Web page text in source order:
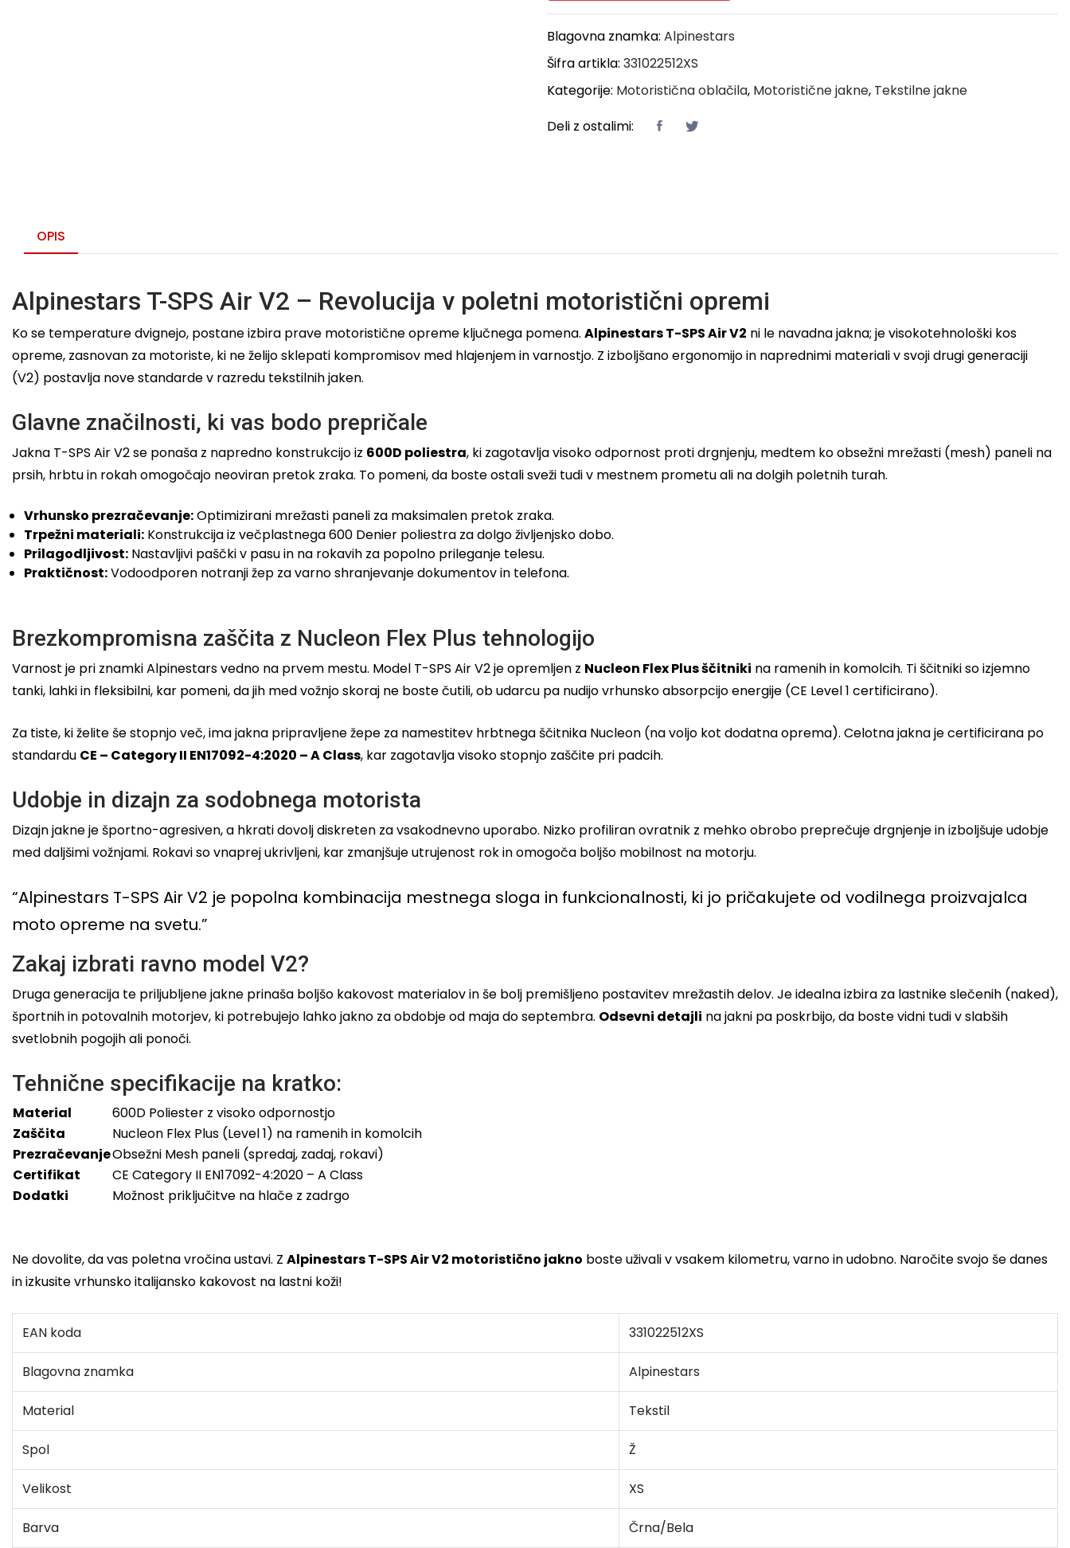
Blagovna znamka: Alpinestars
Šifra artikla: 331022512XS
Kategorije: Motoristična oblačila, Motoristične jakne, Tekstilne jakne
Deli z ostalimi:
OPIS
Alpinestars T-SPS Air V2 – Revolucija v poletni motoristični opremi
Ko se temperature dvignejo, postane izbira prave motoristične opreme ključnega pomena. Alpinestars T-SPS Air V2 ni le navadna jakna; je visokotehnološki kos
opreme, zasnovan za motoriste, ki ne želijo sklepati kompromisov med hlajenjem in varnostjo. Z izboljšano ergonomijo in naprednimi materiali v svoji drugi generaciji
(V2) postavlja nove standarde v razredu tekstilnih jaken.
Glavne značilnosti, ki vas bodo prepričale
Jakna T-SPS Air V2 se ponaša z napredno konstrukcijo iz 600D poliestra, ki zagotavlja visoko odpornost proti drgnjenju, medtem ko obsežni mrežasti (mesh) paneli na
prsih, hrbtu in rokah omogočajo neoviran pretok zraka. To pomeni, da boste ostali sveži tudi v mestnem prometu ali na dolgih poletnih turah.
Vrhunsko prezračevanje:Optimizirani mrežasti paneli za maksimalen pretok zraka.
Trpežni materiali: Konstrukcija iz večplastnega 600 Denier poliestra za dolgo življenjsko dobo.
Prilagodljivost: Nastavljivi paščki v pasu in na rokavih za popolno prileganje telesu.
Praktičnost:Vodoodporen notranji žep za varno shranjevanje dokumentov in telefona.
Brezkompromisna zaščita z Nucleon Flex Plus tehnologijo
Varnost je pri znamki Alpinestars vedno na prvem mestu. Model T-SPS Air V2 je opremljen z Nucleon Flex Plus ščitniki na ramenih in komolcih. Ti ščitniki so izjemno
tanki, lahki in fleksibilni, kar pomeni, da jih med vožnjo skoraj ne boste čutili, ob udarcu pa nudijo vrhunsko absorpcijo energije (CE Level 1 certificirano).
Za tiste, ki želite še stopnjo več, ima jakna pripravljene žepe za namestitev hrbtnega ščitnika Nucleon (na voljo kot dodatna oprema). Celotna jakna je certificirana po
standardu CE – Category II EN17092-4:2020 – A Class, kar zagotavlja visoko stopnjo zaščite pri padcih.
Udobje in dizajn za sodobnega motorista
Dizajn jakne je športno-agresiven, a hkrati dovolj diskreten za vsakodnevno uporabo. Nizko profiliran ovratnik z mehko obrobo preprečuje drgnjenje in izboljšuje udobje
med daljšimi vožnjami. Rokavi so vnaprej ukrivljeni, kar zmanjšuje utrujenost rok in omogoča boljšo mobilnost na motorju.
“Alpinestars T-SPS Air V2 je popolna kombinacija mestnega sloga in funkcionalnosti, ki jo pričakujete od vodilnega proizvajalca
moto opreme na svetu.”
Zakaj izbrati ravno model V2?
Druga generacija te priljubljene jakne prinaša boljšo kakovost materialov in še bolj premišljeno postavitev mrežastih delov. Je idealna izbira za lastnike slečenih (naked),
športnih in potovalnih motorjev, ki potrebujejo lahko jakno za obdobje od maja do septembra. Odsevni detajli na jakni pa poskrbijo, da boste vidni tudi v slabših
svetlobnih pogojih ali ponoči.
Tehnične specifikacije na kratko:
Material
600D Poliester z visoko odpornostjo
Zaščita
Nucleon Flex Plus (Level 1) na ramenih in komolcih
PrezračevanjeObsežni Mesh paneli (spredaj, zadaj, rokavi)
Certifikat
CE Category II EN17092-4:2020 – A Class
Dodatki
Možnost priključitve na hlače z zadrgo
Ne dovolite, da vas poletna vročina ustavi. Z Alpinestars T-SPS Air V2 motoristično jakno boste uživali v vsakem kilometru, varno in udobno. Naročite svojo še danes
in izkusite vrhunsko italijansko kakovost na lastni koži!
EAN koda 331022512XS
Blagovna znamka Alpinestars
Material Tekstil
Spol Ž
Velikost XS
Barva Črna/Bela